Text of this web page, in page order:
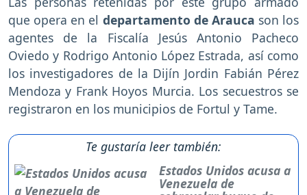
que opera en el departamento de Arauca son los
agentes de la Fiscalía Jesús Antonio Pacheco
Oviedo y Rodrigo Antonio López Estrada, así como
los investigadores de la Dijín Jordin Fabián Pérez
Mendoza y Frank Hoyos Murcia. Los secuestros se
registraron en los municipios de Fortul y Tame.
Te gustaría leer también:
Estados Unidos acusa a
Venezuela de